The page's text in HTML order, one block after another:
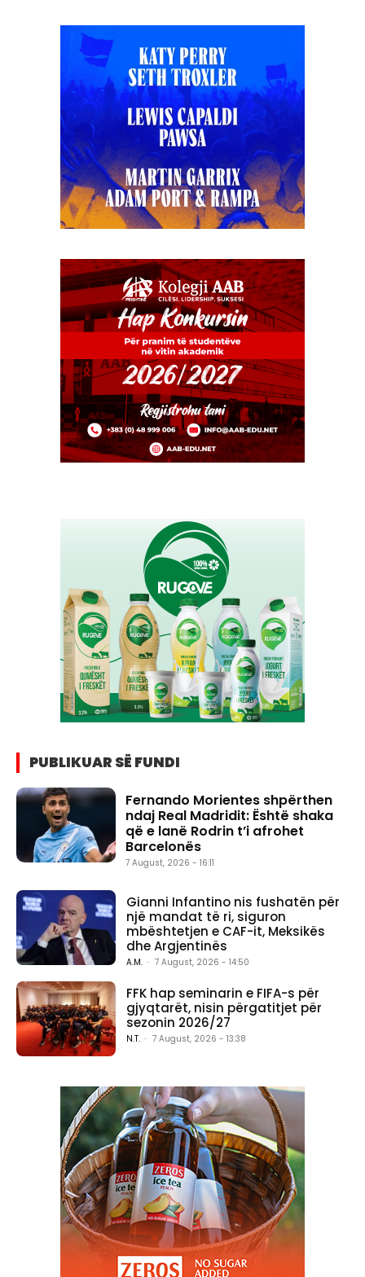
PUBLIKUAR SË FUNDI
Fernando Morientes shpërthen
ndaj Real Madridit: Është shaka
që e lanë Rodrin t’i afrohet
Barcelonës
7 August, 2026 - 16:11
Gianni Infantino nis fushatën për
një mandat të ri, siguron
mbështetjen e CAF-it, Meksikës
dhe Argjentinës
A.M. - 7 August, 2026 - 14:50
FFK hap seminarin e FIFA-s për
gjyqtarët, nisin përgatitjet për
sezonin 2026/27
N.T. - 7 August, 2026 - 13:38